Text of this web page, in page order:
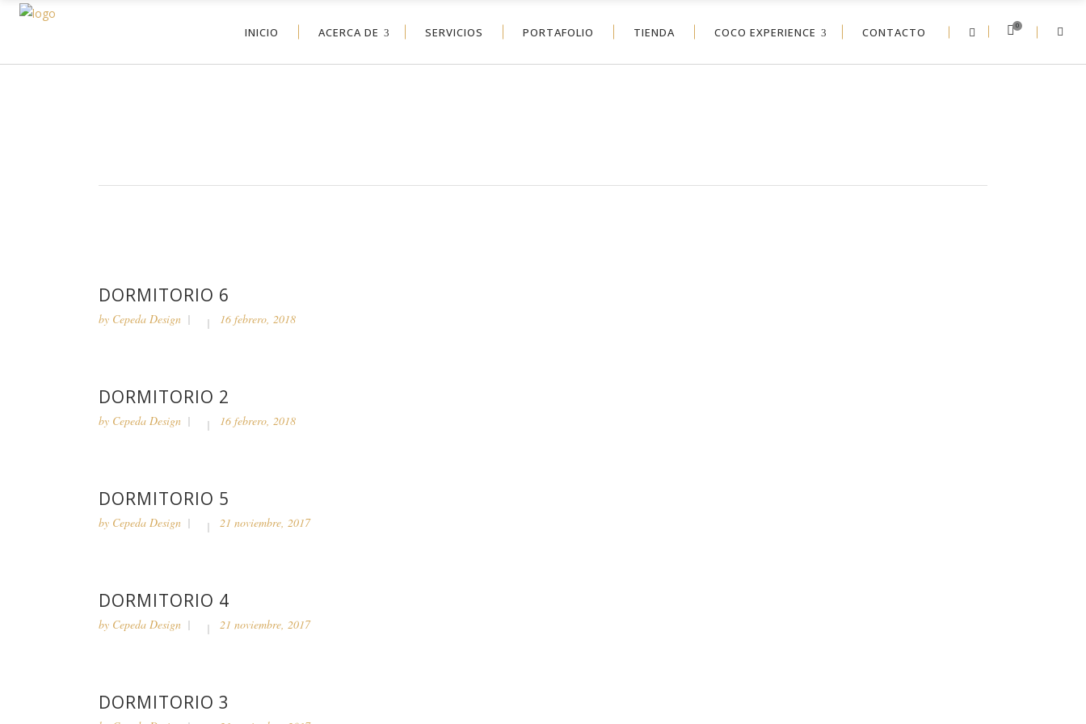
INICIO ACERCA DE SERVICIOS PORTAFOLIO TIENDA COCO EXPERIENCE CONTACTO 0
DORMITORIO 6
by Cepeda Design 16 febrero, 2018
DORMITORIO 2
by Cepeda Design 16 febrero, 2018
DORMITORIO 5
by Cepeda Design 21 noviembre, 2017
DORMITORIO 4
by Cepeda Design 21 noviembre, 2017
DORMITORIO 3